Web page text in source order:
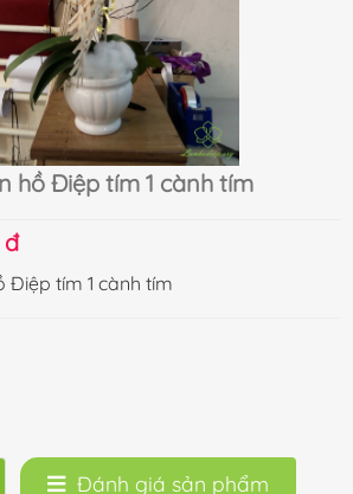
hồ Điệp tím 1 cành tím
đ
Điệp tím 1 cành tím
Đánh giá sản phẩm